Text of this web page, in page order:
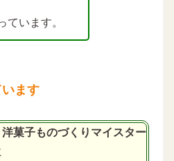
ています。
ます
菓子ものづくりマイスター